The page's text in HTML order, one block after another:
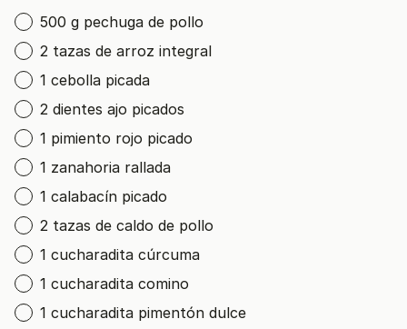
500 g pechuga de pollo
2 tazas de arroz integral
1 cebolla picada
2 dientes ajo picados
1 pimiento rojo picado
1 zanahoria rallada
1 calabacín picado
2 tazas de caldo de pollo
1 cucharadita cúrcuma
1 cucharadita comino
1 cucharadita pimentón dulce